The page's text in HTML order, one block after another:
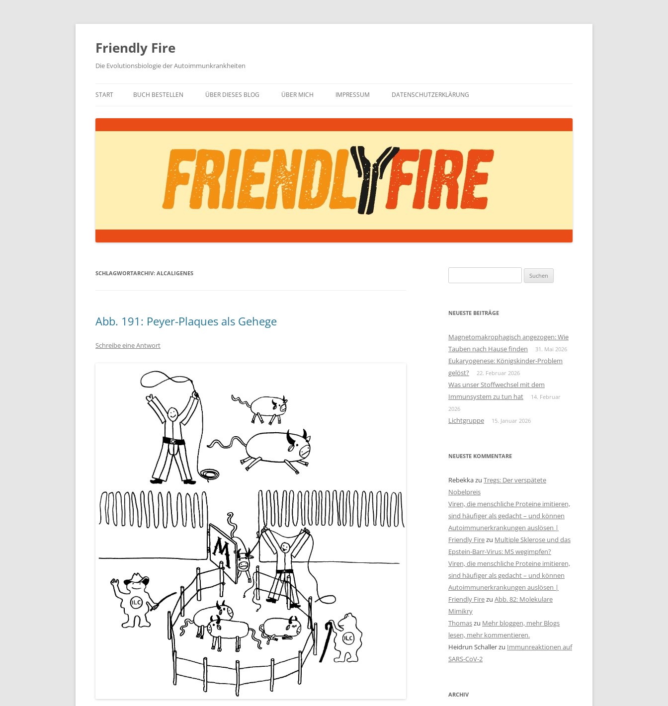
Zum
springen
Friendly Fire
Die Evolutionsbiologie der Autoimmunkrankheiten
START BUCH BESTELLEN ÜBER DIESES BLOG ÜBER MICH IMPRESSUM DATENSCHUTZERKLÄRUNG
SCHLAGWORTARCHIV: ALCALIGENES
Abb. 191: Peyer-Plaques als Gehege
Schreibe eine Antwort
nach:
NEUESTE BEITRÄGE
Magnetomakrophagisch angezogen: Wie
Tauben nach Hause finden
31. Mai 2026
Eukaryogenese: Königskinder-Problem
gelöst?
22. Februar 2026
Was unser Stoffwechsel mit dem
Immunsystem zu tun hat
14. Februar
2026
Lichtgruppe 15. Januar 2026
NEUESTE KOMMENTARE
Rebekkazu Tregs: Der verspätete
Nobelpreis
Viren, die menschliche Proteine imitieren,
sind häufiger als gedacht – und können
Autoimmunerkrankungen auslösen |
Friendly Firezu Multiple Sklerose und das
Epstein-Barr-Virus: MS wegimpfen?
Viren, die menschliche Proteine imitieren,
sind häufiger als gedacht – und können
Autoimmunerkrankungen auslösen |
Friendly Firezu Abb. 82: Molekulare
Mimikry
Thomaszu Mehr bloggen, mehr Blogs
lesen, mehr kommentieren.
Heidrun Schallerzu Immunreaktionen auf
SARS-CoV-2
ARCHIV